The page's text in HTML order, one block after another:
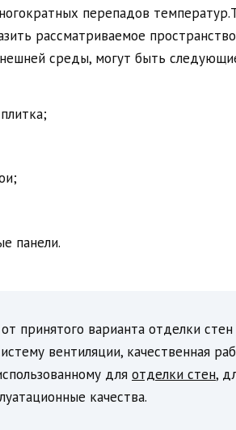
перепадов
рассматриваемое
среды, могут быть
панели.
принятого варианта отделки
вентиляции, качественная
для отделки стен,
качества.